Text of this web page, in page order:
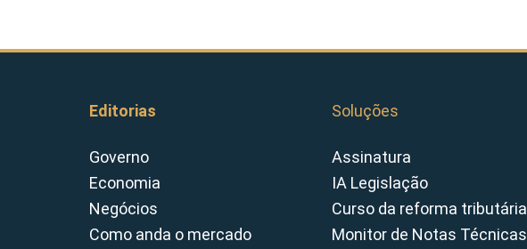
Editorias
Governo
Economia
Negócios
Como anda o mercado
Soluções
Assinatura
IA Legislação
Curso da reforma tributária
Monitor de Notas Técnicas